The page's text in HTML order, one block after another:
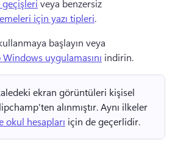
geçişleri veya benzersiz
için yazı tipleri.
başlayın veya
uygulamasını indirin.
ekran görüntüleri kişisel
alınmıştır.
okul hesapları için de geçerlidir.